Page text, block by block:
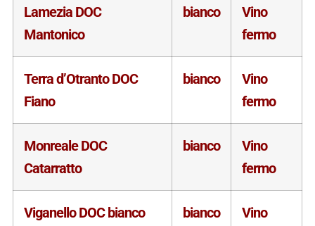
Lamezia DOC
Mantonico
bianco
Vino
fermo
Terra d’Otranto DOC
Fiano
bianco
Vino
fermo
Monreale DOC
Catarratto
bianco
Vino
fermo
Viganello DOC bianco
bianco
Vino